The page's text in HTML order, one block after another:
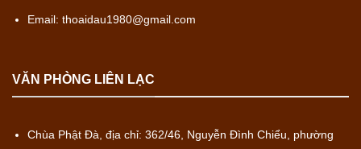
Email: thoaidau1980@gmail.com
VĂN PHÒNG LIÊN LẠC
Chùa Phật Đà, địa chỉ: 362/46, Nguyễn Đình Chiểu, phường